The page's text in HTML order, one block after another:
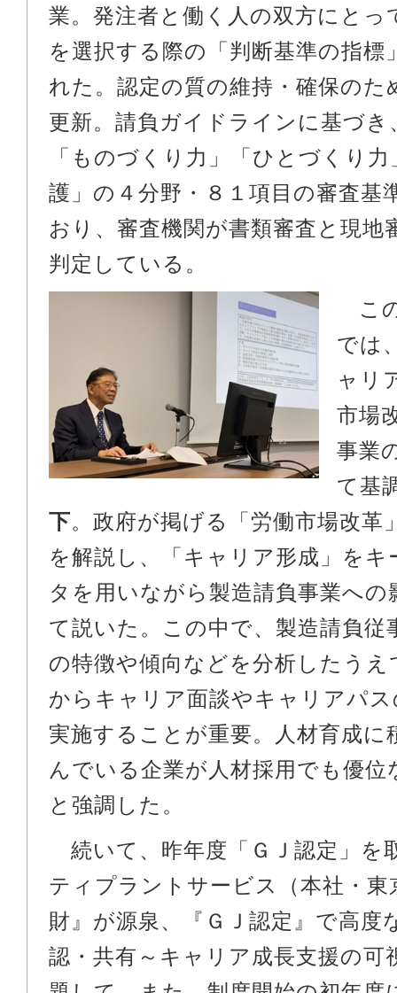
業。発注者と働く人の双方にとっ
を選択する際の「判断基準の指標
れた。認定の質の維持・確保のた
更新。請負ガイドラインに基づき
「ものづくり力」「ひとづくり
護」の４分野・８１項目の審査基
おり、審査機関が書類審査と現地
判定している。
こ
では
ャリ
市場
事業
て基
下。政府が掲げる「労働市場改革
を解説し、「キャリア形成」をキ
タを用いながら製造請負事業へ
て説いた。この中で、製造請負従
の特徴や傾向などを分析したうえ
からキャリア面談やキャリアパ
実施することが重要。人材育成に
んでいる企業が人材採用でも優位
と強調した。
続いて、昨年度「ＧＪ認定」を
ティプラントサービス（本社・東
財』が源泉、『ＧＪ認定』で高度
認・共有～キャリア成長支援の可